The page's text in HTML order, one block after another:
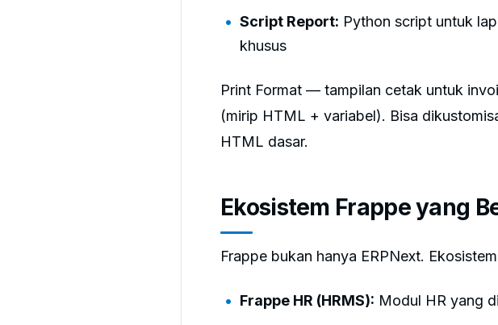
Script Report: Python script untuk
khusus
Print Format — tampilan cetak untuk
(mirip HTML + variabel). Bisa
HTML dasar.
Ekosistem Frappe yang
Frappe bukan hanya ERPNext.
Frappe HR (HRMS): Modul HR yang